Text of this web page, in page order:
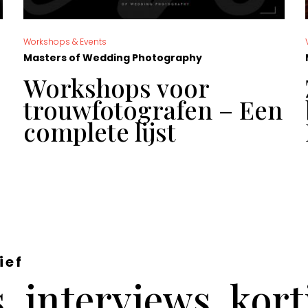
Workshops & Events
Masters of Wedding Photography
Workshops voor
trouwfotografen – Een
complete lijst